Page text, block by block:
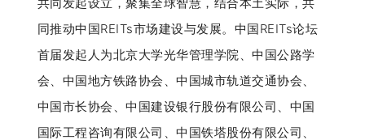
同推动中国REITs市场建设与发展。中国REITs论坛
首届发起人为北京大学光华管理学院、中国公路学
会、中国地方铁路协会、中国城市轨道交通协会、
中国市长协会、中国建设银行股份有限公司、中国
国际工程咨询有限公司、中国铁塔股份有限公司、